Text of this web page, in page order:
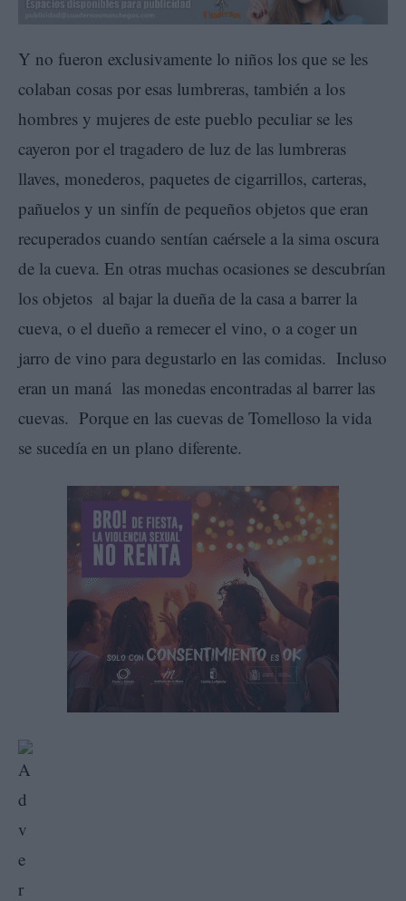
Y no fueron exclusivamente lo niños los que se les
colaban cosas por esas lumbreras, también a los
hombres y mujeres de este pueblo peculiar se les
cayeron por el tragadero de luz de las lumbreras
llaves, monederos, paquetes de cigarrillos, carteras,
pañuelos y un sinfín de pequeños objetos que eran
recuperados cuando sentían caérsele a la sima oscura
de la cueva. En otras muchas ocasiones se descubrían
los objetos al bajar la dueña de la casa a barrer la
cueva, o el dueño a remecer el vino, o a coger un
jarro de vino para degustarlo en las comidas. Incluso
eran un maná las monedas encontradas al barrer las
cuevas. Porque en las cuevas de Tomelloso la vida
se sucedía en un plano diferente.